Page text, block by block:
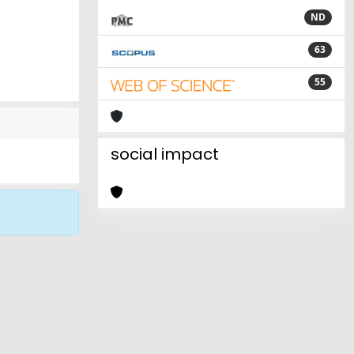
ND
63
55
social impact